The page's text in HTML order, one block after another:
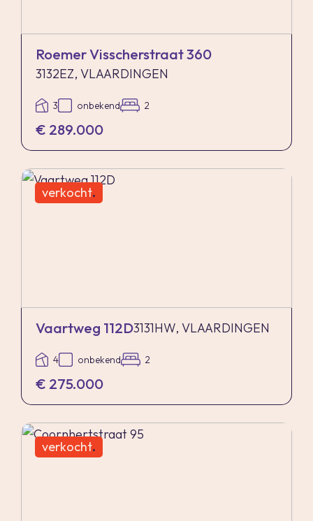
Roemer Visscherstraat 360
3132EZ, VLAARDINGEN
3 onbekend 2
€ 289.000
verkocht.
Vaartweg 112D3131HW, VLAARDINGEN
4 onbekend 2
€ 275.000
verkocht.